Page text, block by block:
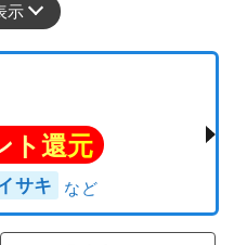
示
ト還元
サキ